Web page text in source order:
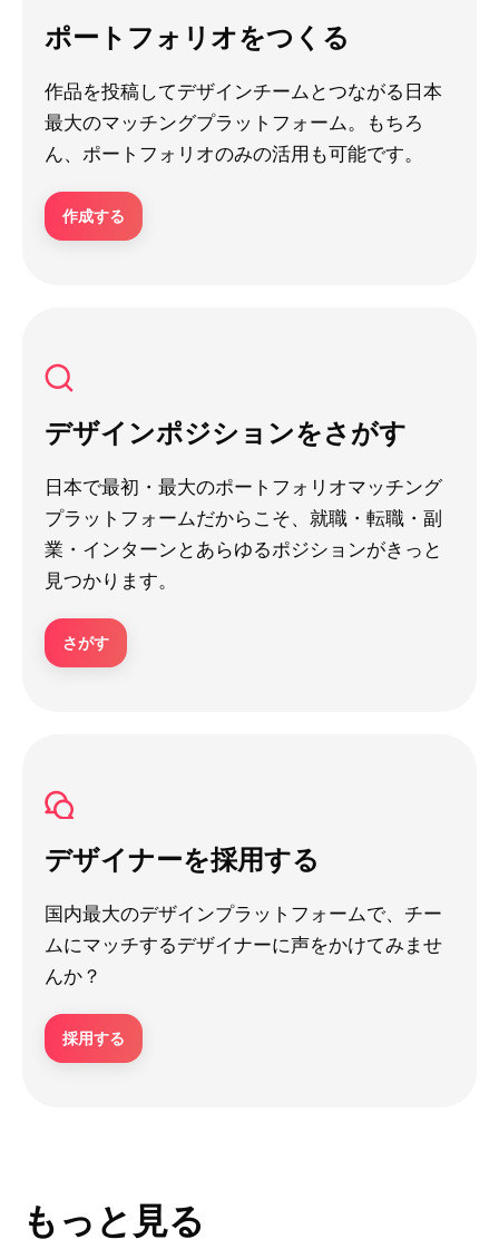
ポートフォリオをつくる
作品を投稿してデザインチームとつながる日本
最大のマッチングプラットフォーム。もちろ
ん、ポートフォリオのみの活用も可能です。
作成する
デザインポジションをさがす
日本で最初・最大のポートフォリオマッチング
プラットフォームだからこそ、就職・転職・副
業・インターンとあらゆるポジションがきっと
見つかります。
さがす
デザイナーを採用する
国内最大のデザインプラットフォームで、チー
ムにマッチするデザイナーに声をかけてみませ
んか？
採用する
もっと見る